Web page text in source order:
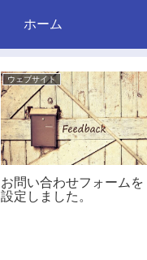
ホーム
ウェブサイト
お問い合わせフォームを
設定しました。